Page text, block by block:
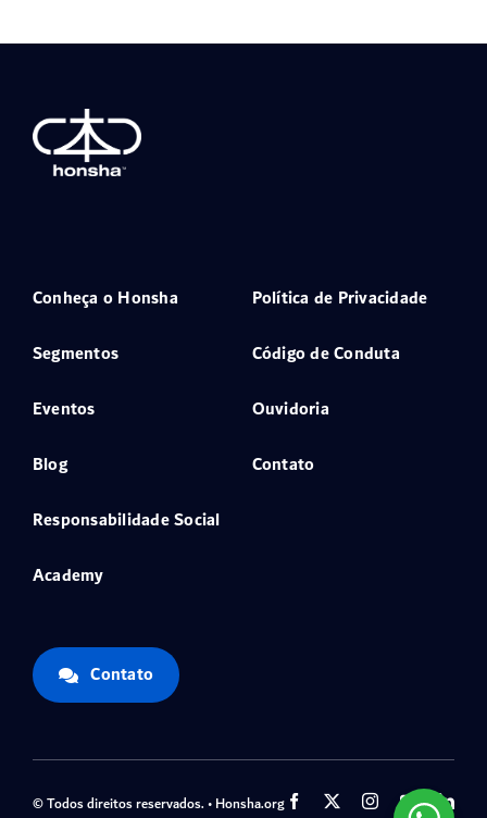
Conheça o Honsha
Segmentos
Eventos
Blog
Responsabilidade Social
Academy
Política de Privacidade
Código de Conduta
Ouvidoria
Contato
Contato
© Todos direitos reservados. • Honsha.org